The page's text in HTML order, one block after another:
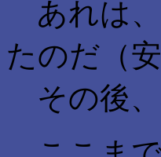
あれは、
たのだ（
その後、